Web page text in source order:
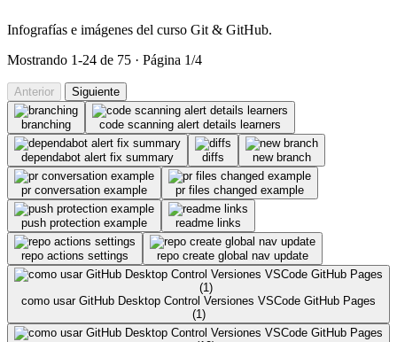
Infografías e imágenes del curso Git & GitHub.
Mostrando 1-24 de 75 · Página 1/4
Anterior Siguiente
branching code scanning alert details learners
dependabot alert fix summary diffs new branch
pr conversation example pr files changed example
push protection example readme links
repo actions settings repo create global nav update
como usar GitHub Desktop Control Versiones VSCode GitHub Pages
(1)